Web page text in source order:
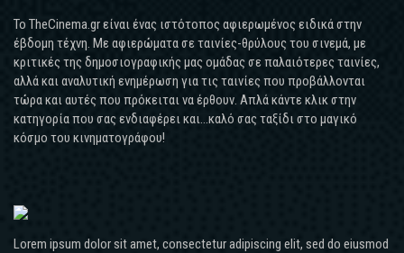
Το TheCinema.gr είναι ένας ιστότοπος αφιερωμένος ειδικά στην
έβδομη τέχνη. Με αφιερώματα σε ταινίες-θρύλους του σινεμά, με
κριτικές της δημοσιογραφικής μας ομάδας σε παλαιότερες ταινίες,
αλλά και αναλυτική ενημέρωση για τις ταινίες που προβάλλονται
τώρα και αυτές που πρόκειται να έρθουν. Απλά κάντε κλικ στην
κατηγορία που σας ενδιαφέρει και...καλό σας ταξίδι στο μαγικό
κόσμο του κινηματογράφου!
Lorem ipsum dolor sit amet, consectetur adipiscing elit, sed do eiusmod